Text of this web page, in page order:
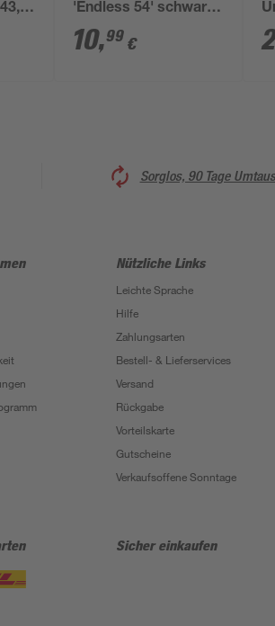
'Endless 54' schwarz
45 x 2 x 54 cm
10,99 €
Sorglos, 90 Tage
Nützliche Links
Leichte Sprache
Hilfe
Zahlungsarten
Bestell- & Lieferservices
Versand
Rückgabe
Vorteilskarte
Gutscheine
Verkaufsoffene Sonntage
Sicher einkaufen